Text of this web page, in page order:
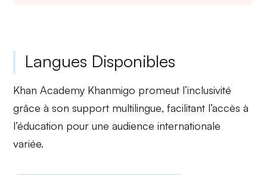
Langues Disponibles
Khan Academy Khanmigo promeut l’inclusivité
grâce à sonsupport multilingue, facilitant l’accès à
l’éducation pour une audience internationale
variée.